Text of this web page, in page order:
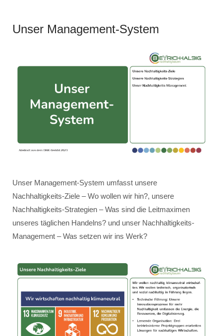
Unser Management-System
Unser Management-System umfasst unsere
Nachhaltigkeits-Ziele – Wo wollen wir hin?, unsere
Nachhaltigkeits-Strategien – Was sind die Leitmaximen
unseres täglichen Handelns? und unser Nachhaltigkeits-
Management – Was setzen wir ins Werk?